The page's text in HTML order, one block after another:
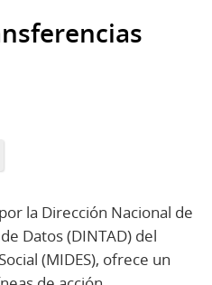
la Dirección Nacional de
Datos (DINTAD) del
(MIDES), ofrece un